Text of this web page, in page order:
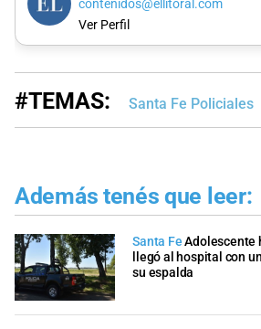
contenidos@ellitoral.com
Ver Perfil
#TEMAS: Santa Fe Policiales
Además tenés que leer:
Santa Fe Adolescente
llegó al hospital con
su espalda